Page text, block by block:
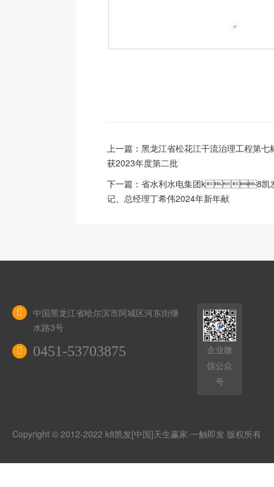
上一篇： 黑龙江省松花江干流治理工程第七
获2023年度第二批
下一篇： 省水利水电集团k8凯
记、总经理丁希伟2024年新年献
中国黑龙江省哈尔滨市阿城区河东街继
水路3号
0451-53703875
企业微
信公众
号
Copyright © 2012-2022 k8凯发[中国]天生赢家·一触即发 版权所有